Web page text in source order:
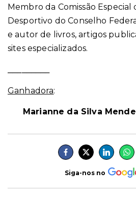
Membro da Comissão Especial
Desportivo do Conselho
e autor de livros, artigos
sites especializados.
Ganhadora:
Marianne da Silva
Siga-nos no